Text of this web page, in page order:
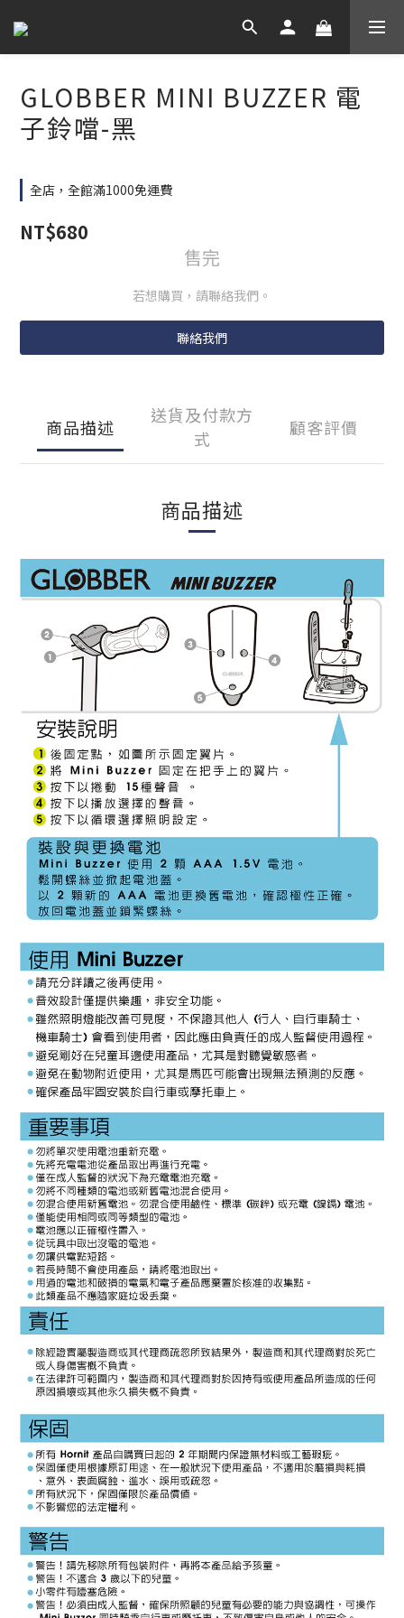
GLOBBER MINI BUZZER 電
子鈴噹-黑
全店，全館滿1000免運費
NT$680
售完
若想購買，請聯絡我們。
聯絡我們
商品描述
送貨及付款方
式
顧客評價
商品描述